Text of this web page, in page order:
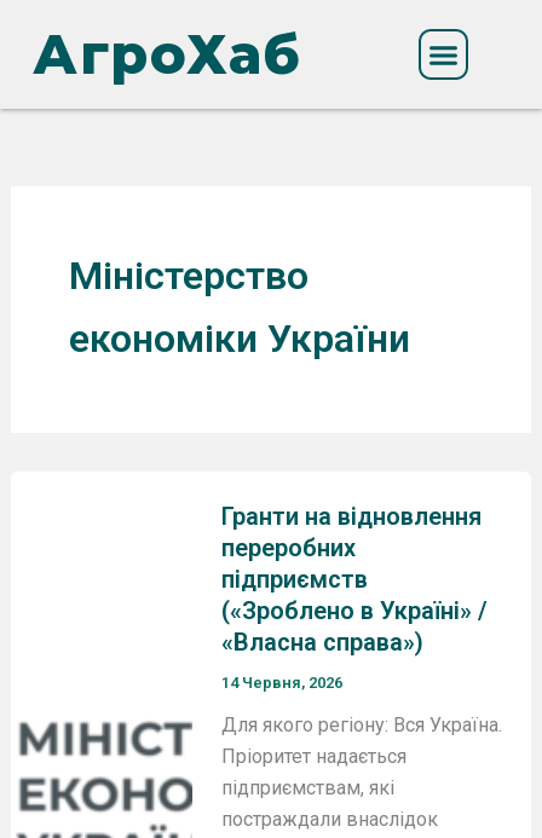
вмістуАгроХаб
Міністерство
економіки України
Гранти на відновлення
переробних
підприємств
(«Зроблено в Україні» /
«Власна справа»)
14 Червня, 2026
Для якого регіону: Вся Україна.
Пріоритет надається
підприємствам, які
постраждали внаслідок